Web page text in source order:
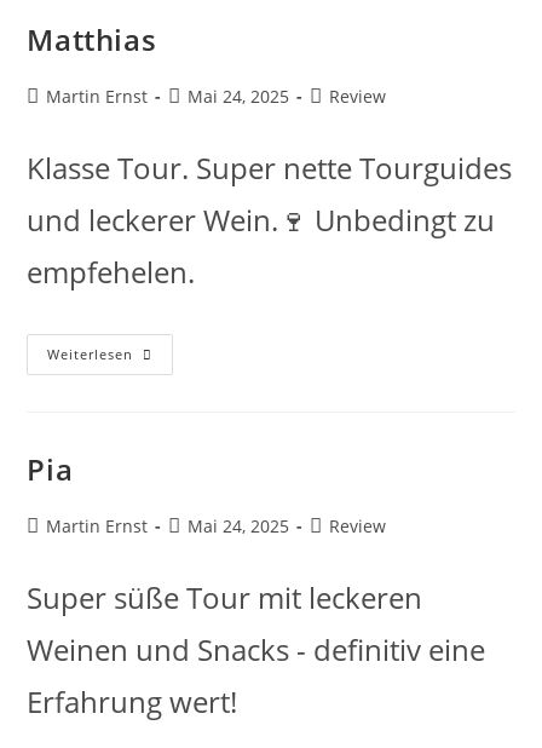
Matthias
Martin Ernst Mai 24, 2025 Review
Klasse Tour. Super nette Tourguides
und leckerer Wein.🍷 Unbedingt zu
empfehelen.
Weiterlesen
Pia
Martin Ernst Mai 24, 2025 Review
Super süße Tour mit leckeren
Weinen und Snacks - definitiv eine
Erfahrung wert!